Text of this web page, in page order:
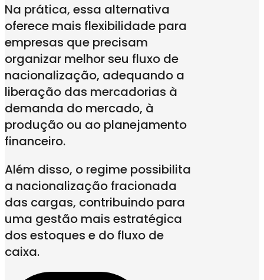
Na prática, essa alternativa
oferece mais flexibilidade para
empresas que precisam
organizar melhor seu fluxo de
nacionalização, adequando a
liberação das mercadorias à
demanda do mercado, à
produção ou ao planejamento
financeiro.
Além disso, o regime possibilita
a nacionalização fracionada
das cargas, contribuindo para
uma gestão mais estratégica
dos estoques e do fluxo de
caixa.